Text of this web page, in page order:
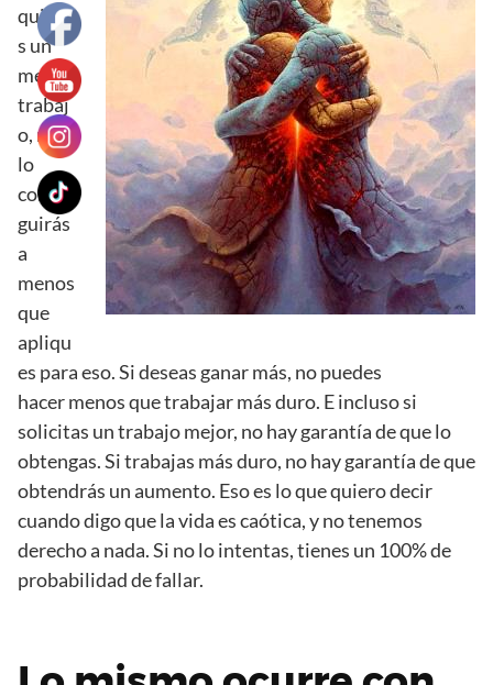
quiere
s un
mejor
trabaj
o, no
lo
conse
guirás
a
menos
que
apliqu
es para eso. Si deseas ganar más, no puedes
hacer menos que trabajar más duro. E incluso si
solicitas un trabajo mejor, no hay garantía de que lo
obtengas. Si trabajas más duro, no hay garantía de que
obtendrás un aumento. Eso es lo que quiero decir
cuando digo que la vida es caótica, y no tenemos
derecho a nada. Si no lo intentas, tienes un 100% de
probabilidad de fallar.